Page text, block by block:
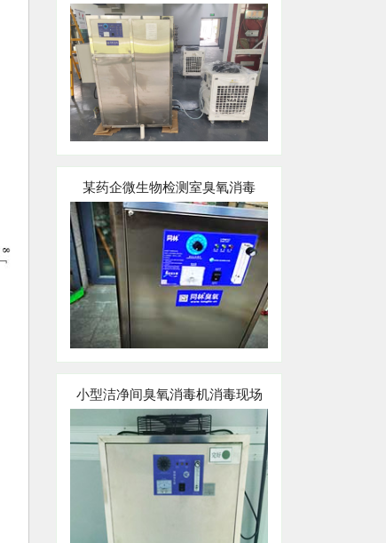
某药企微生物检测室臭氧消毒
小型洁净间臭氧消毒机消毒现场